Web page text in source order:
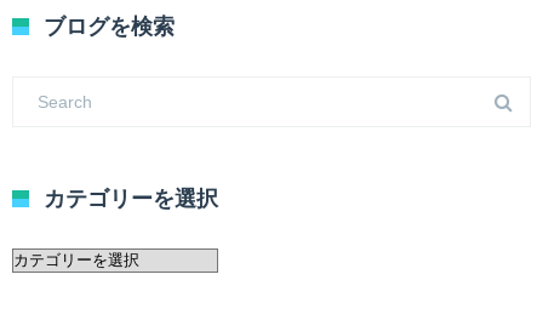
ブログを検索
カテゴリーを選択
カ